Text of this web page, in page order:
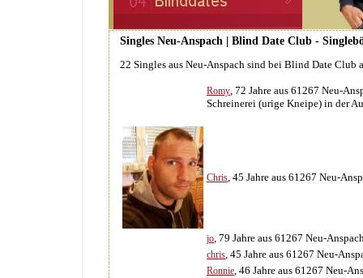
Singles Neu-Anspach | Blind Date Club -
22 Singles aus Neu-Anspach sind bei Blind Date Club
Romy, 72 Jahre aus 61267 Neu-
Schreinerei (urige Kneipe) in der
Chris, 45 Jahre aus 61267 Neu-
jo, 79 Jahre aus 61267 Neu-
chris, 45 Jahre aus 61267 Neu-
Ronnie, 46 Jahre aus 61267 Neu-